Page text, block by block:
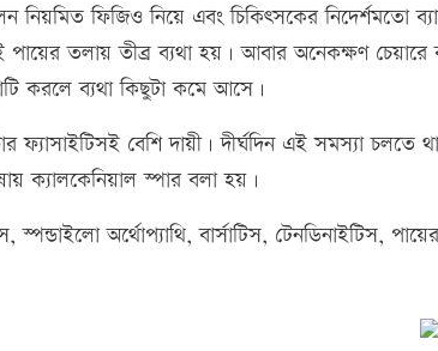
নিয়মিত ফিজিও নিয়ে এবং চিকিৎসকের নিদের্শমতো
তলায় তীব্র ব্যথা হয়। আবার অনেকক্ষণ চেয়ারে
করলে ব্যথা কিছুটা কমে আসে।
ফ্যাসাইটিসই বেশি দায়ী। দীর্ঘদিন এই সমস্যা চলতে
ক্যালকেনিয়াল স্পার বলা হয়।
অর্থোপ্যাথি, বার্সাটিস, টেনডিনাইটিস, পায়ের